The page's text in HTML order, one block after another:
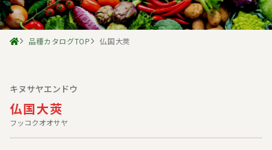
品種カタログTOP 仏国大莢
仏国大莢
フッコクオオサヤ
キヌサヤエンドウ